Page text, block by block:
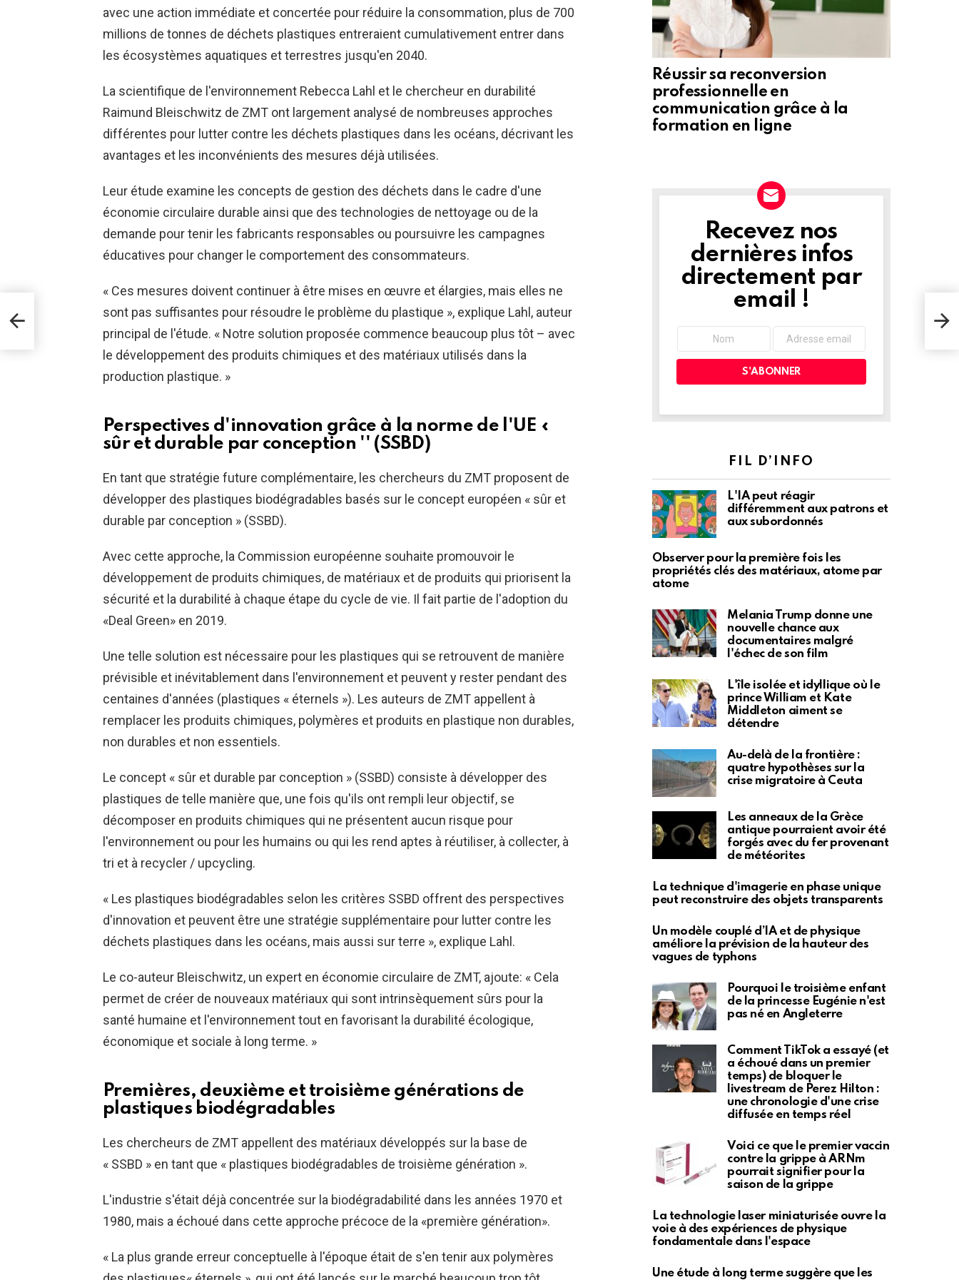
avec une action immédiate et concertée pour réduire la consommation, plus de 700
millions de tonnes de déchets plastiques entreraient cumulativement entrer dans
les écosystèmes aquatiques et terrestres jusqu'en 2040.
La scientifique de l'environnement Rebecca Lahl et le chercheur en durabilité
Raimund Bleischwitz de ZMT ont largement analysé de nombreuses approches
différentes pour lutter contre les déchets plastiques dans les océans, décrivant les
avantages et les inconvénients des mesures déjà utilisées.
Leur étude examine les concepts de gestion des déchets dans le cadre d'une
économie circulaire durable ainsi que des technologies de nettoyage ou de la
demande pour tenir les fabricants responsables ou poursuivre les campagnes
éducatives pour changer le comportement des consommateurs.
« Ces mesures doivent continuer à être mises en œuvre et élargies, mais elles ne
sont pas suffisantes pour résoudre le problème du plastique », explique Lahl, auteur
principal de l'étude. « Notre solution proposée commence beaucoup plus tôt – avec
le développement des produits chimiques et des matériaux utilisés dans la
production plastique. »
Perspectives d'innovation grâce à la norme de l'UE «
sûr et durable par conception '' (SSBD)
En tant que stratégie future complémentaire, les chercheurs du ZMT proposent de
développer des plastiques biodégradables basés sur le concept européen « sûr et
durable par conception » (SSBD).
Avec cette approche, la Commission européenne souhaite promouvoir le
développement de produits chimiques, de matériaux et de produits qui priorisent la
sécurité et la durabilité à chaque étape du cycle de vie. Il fait partie de l'adoption du
«Deal Green» en 2019.
Une telle solution est nécessaire pour les plastiques qui se retrouvent de manière
prévisible et inévitablement dans l'environnement et peuvent y rester pendant des
centaines d'années (plastiques « éternels »). Les auteurs de ZMT appellent à
remplacer les produits chimiques, polymères et produits en plastique non durables,
non durables et non essentiels.
Le concept « sûr et durable par conception » (SSBD) consiste à développer des
plastiques de telle manière que, une fois qu'ils ont rempli leur objectif, se
décomposer en produits chimiques qui ne présentent aucun risque pour
l'environnement ou pour les humains ou qui les rend aptes à réutiliser, à collecter, à
tri et à recycler / upcycling.
« Les plastiques biodégradables selon les critères SSBD offrent des perspectives
d'innovation et peuvent être une stratégie supplémentaire pour lutter contre les
déchets plastiques dans les océans, mais aussi sur terre », explique Lahl.
Le co-auteur Bleischwitz, un expert en économie circulaire de ZMT, ajoute: « Cela
permet de créer de nouveaux matériaux qui sont intrinsèquement sûrs pour la
santé humaine et l'environnement tout en favorisant la durabilité écologique,
économique et sociale à long terme. »
Premières, deuxième et troisième générations de
plastiques biodégradables
Les chercheurs de ZMT appellent des matériaux développés sur la base de
« SSBD » en tant que « plastiques biodégradables de troisième génération ».
L'industrie s'était déjà concentrée sur la biodégradabilité dans les années 1970 et
1980, mais a échoué dans cette approche précoce de la «première génération».
« La plus grande erreur conceptuelle à l'époque était de s'en tenir aux polymères
Réussir sa reconversion
professionnelle en
communication grâce à la
formation en ligne
NEWSLETTER
Recevez nos
dernières infos
directement par
email !
FIL D’INFO
L'IA peut réagir
différemment aux patrons et
aux subordonnés
Observer pour la première fois les
propriétés clés des matériaux, atome par
atome
Melania Trump donne une
nouvelle chance aux
documentaires malgré
l'échec de son film
L'île isolée et idyllique où le
prince William et Kate
Middleton aiment se
détendre
Au-delà de la frontière :
quatre hypothèses sur la
crise migratoire à Ceuta
Les anneaux de la Grèce
antique pourraient avoir été
forgés avec du fer provenant
de météorites
La technique d'imagerie en phase unique
peut reconstruire des objets transparents
Un modèle couplé d’IA et de physique
améliore la prévision de la hauteur des
vagues de typhons
Pourquoi le troisième enfant
de la princesse Eugénie n'est
pas né en Angleterre
Comment TikTok a essayé (et
a échoué dans un premier
temps) de bloquer le
livestream de Perez Hilton :
une chronologie d'une crise
diffusée en temps réel
Voici ce que le premier vaccin
contre la grippe à ARNm
pourrait signifier pour la
saison de la grippe
La technologie laser miniaturisée ouvre la
voie à des expériences de physique
fondamentale dans l'espace
Une étude à long terme suggère que les